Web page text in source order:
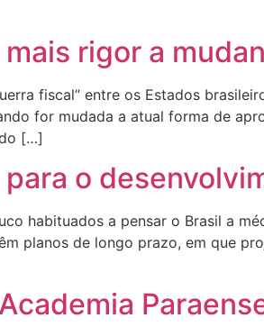
rigor a
fiscal” entre os Estados
for mudada a atual forma de
[…]
o
habituados a pensar o Brasil a
planos de longo prazo, em que